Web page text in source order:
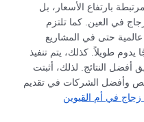
بارتفاع الأسعار، بل
في العين. كما تلتزم
حتى في المشاريع
يدوم طويلاً. كذلك، يتم تنفيذ
النتائج. لذلك، أثبتت
وأفضل الشركات في تقديم
في أم القيوين